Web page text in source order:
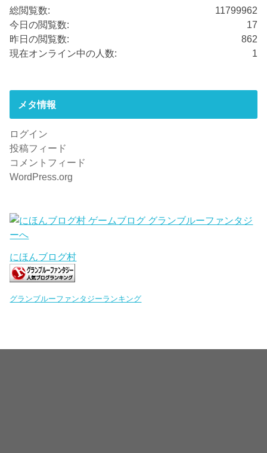
11799962
総閲覧数:
17
今日の閲覧数:
862
昨日の閲覧数:
1
現在オンライン中の人数:
メタ情報
ログイン
投稿フィード
コメントフィード
WordPress.org
にほんブログ村
グランブルーファンタジーランキング